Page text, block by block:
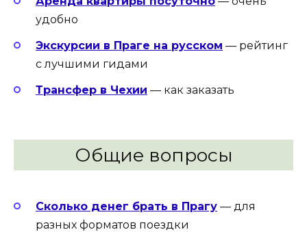
удобно
Экскурсии в Праге на русском — рейтинг
с лучшими гидами
Трансфер в Чехии — как заказать
Общие вопросы
Сколько денег брать в Прагу — для
разных форматов поездки